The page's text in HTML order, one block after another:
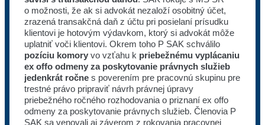
o možnosti, že ak si advokát nezaloží osobitný účet,
zrazená transakčná daň z účtu pri posielaní prísudku
klientovi je hotovým výdavkom, ktorý si advokát môže
uplatniť voči klientovi. Okrem toho P SAK schválilo
pozíciu komory vo vzťahu k priebežnému vyplácaniu
ex offo odmeny za poskytovanie právnych služieb
jedenkrát ročne s poverením pre pracovnú skupinu pre
trestné právo pripraviť návrh právnej úpravy
priebežného ročného rozhodovania o priznaní ex offo
odmeny za poskytovanie právnych služieb. Členovia P
SAK sa venovali aj záverom z rokovania pracovnej